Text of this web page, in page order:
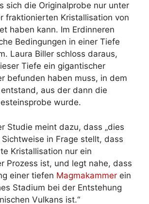
sich die Originalprobe nur unter
fraktionierten Kristallisation von
haben kann. Im Erdinneren
Bedingungen in einer Tiefe
Laura Biller schloss daraus,
Tiefe ein gigantischer
befunden haben muss, in dem
aus der dann die
wurde.
Studie meint dazu, dass „dies
in Frage stellt, dass
Kristallisation nur ein
Prozess ist, und legt nahe, dass
einer tiefen Magmakammer ein
Stadium bei der Entstehung
Vulkans ist.“